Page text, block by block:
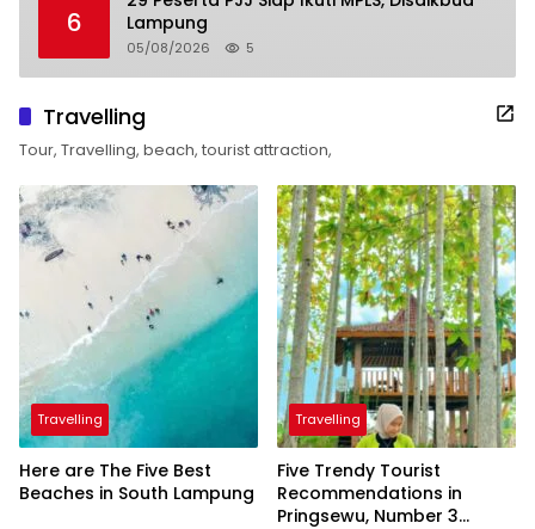
6
Lampung
05/08/2026 5
Travelling
Tour, Travelling, beach, tourist attraction,
Travelling
Here are The Five Best
Beaches in South Lampung
Travelling
Five Trendy Tourist
Recommendations in
Pringsewu, Number 3